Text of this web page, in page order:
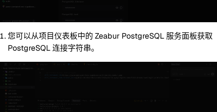
您可以从项目仪表板中的 Zeabur PostgreSQL 服务面板获取
PostgreSQL 连接字符串。